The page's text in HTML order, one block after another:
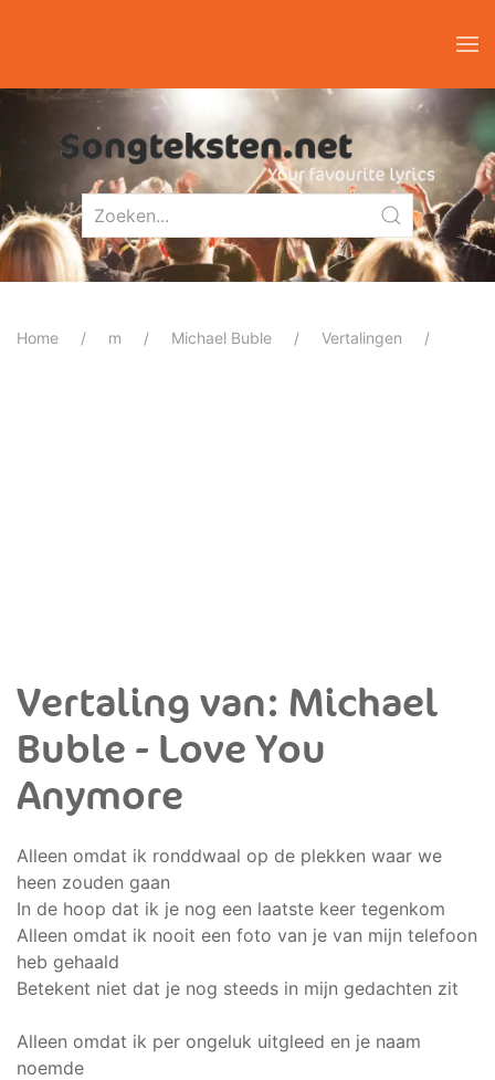
Home m Michael Buble Vertalingen
Vertaling van: Michael
Buble - Love You
Anymore
Alleen omdat ik ronddwaal op de plekken waar we
heen zouden gaan
In de hoop dat ik je nog een laatste keer tegenkom
Alleen omdat ik nooit een foto van je van mijn telefoon
heb gehaald
Betekent niet dat je nog steeds in mijn gedachten zit
Alleen omdat ik per ongeluk uitgleed en je naam
noemde